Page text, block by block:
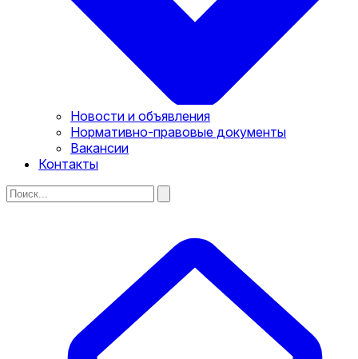
Новости и объявления
Нормативно-правовые документы
Вакансии
Контакты